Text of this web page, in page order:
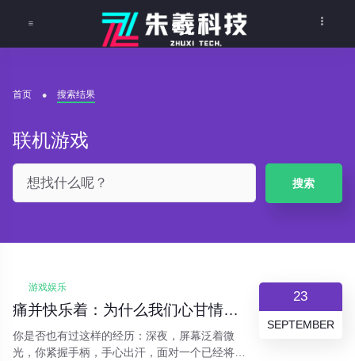
首页 搜索结果
联机游戏
搜索
23
SEPTEMBER
游戏娱乐
痛并快乐着：为什么我们心甘情愿在“魂系”游戏里“受苦”？
你是否也有过这样的经历：深夜，屏幕泛着微
光，你紧握手柄，手心出汗，面对一个已经将你